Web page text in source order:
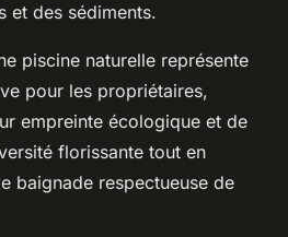
et des sédiments.
piscine naturelle représente
pour les propriétaires,
empreinte écologique et de
florissante tout en
baignade respectueuse de